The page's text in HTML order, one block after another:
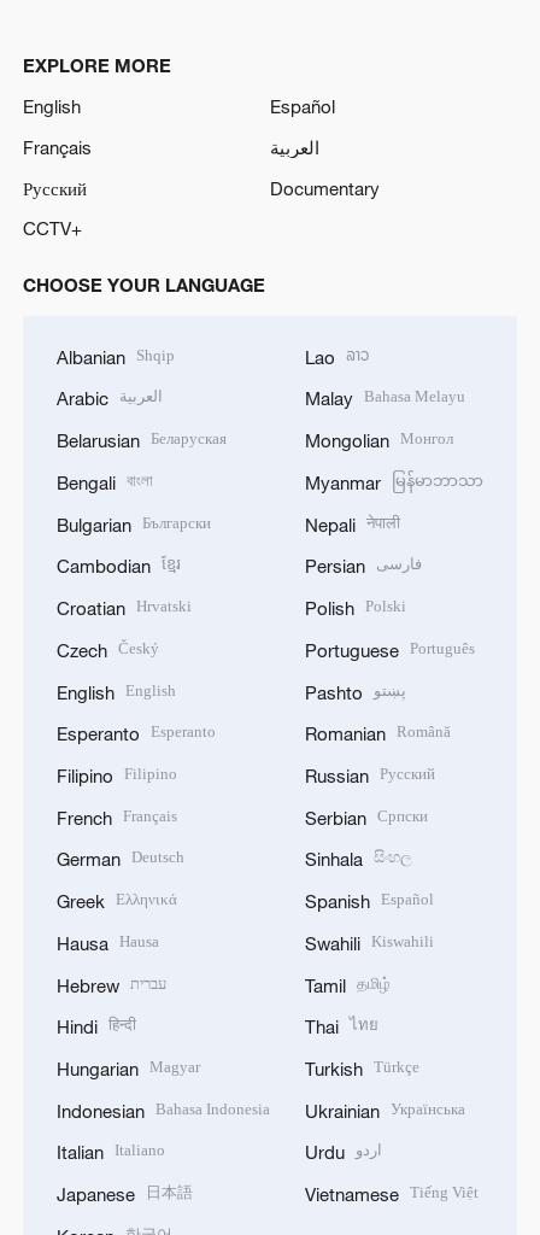
EXPLORE MORE
English
Español
Français
العربية
Русский
Documentary
CCTV+
CHOOSE YOUR LANGUAGE
Albanian Shqip
Arabic العربية
Belarusian Беларуская
Bengali বাংলা
Bulgarian Български
Cambodian ខ្មែរ
Croatian Hrvatski
Czech Český
English English
Esperanto Esperanto
Filipino Filipino
French Français
German Deutsch
Greek Ελληνικά
Hausa Hausa
Hebrew עברית
Hindi हिन्दी
Hungarian Magyar
Indonesian Bahasa Indonesia
Italian Italiano
Japanese 日本語
Lao ລາວ
Malay Bahasa Melayu
Mongolian Монгол
Myanmar မြန်မာဘာသာ
Nepali नेपाली
Persian فارسی
Polish Polski
Portuguese Português
Pashto پښتو
Romanian Română
Russian Русский
Serbian Српски
Sinhala සිංහල
Spanish Español
Swahili Kiswahili
Tamil தமிழ்
Thai ไทย
Turkish Türkçe
Ukrainian Українська
Urdu اردو
Vietnamese Tiếng Việt